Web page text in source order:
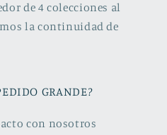
de 4 colecciones al
la continuidad de
GRANDE?
con nosotros